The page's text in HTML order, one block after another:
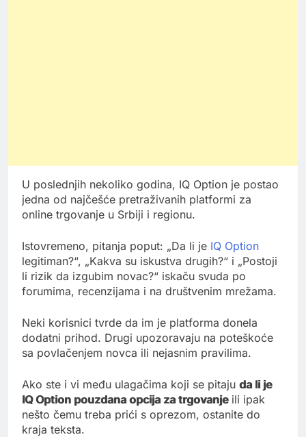
U poslednjih nekoliko godina, IQ Option je postao
jedna od najčešće pretraživanih platformi za
online trgovanje u Srbiji i regionu.
Istovremeno, pitanja poput: „Da li je IQ Option
legitiman?“, „Kakva su iskustva drugih?“ i „Postoji
li rizik da izgubim novac?“ iskaču svuda po
forumima, recenzijama i na društvenim mrežama.
Neki korisnici tvrde da im je platforma donela
dodatni prihod. Drugi upozoravaju na poteškoće
sa povlačenjem novca ili nejasnim pravilima.
Ako ste i vi među ulagačima koji se pitaju da li je
IQ Option pouzdana opcija za trgovanjeili ipak
nešto čemu treba prići s oprezom, ostanite do
kraja teksta.